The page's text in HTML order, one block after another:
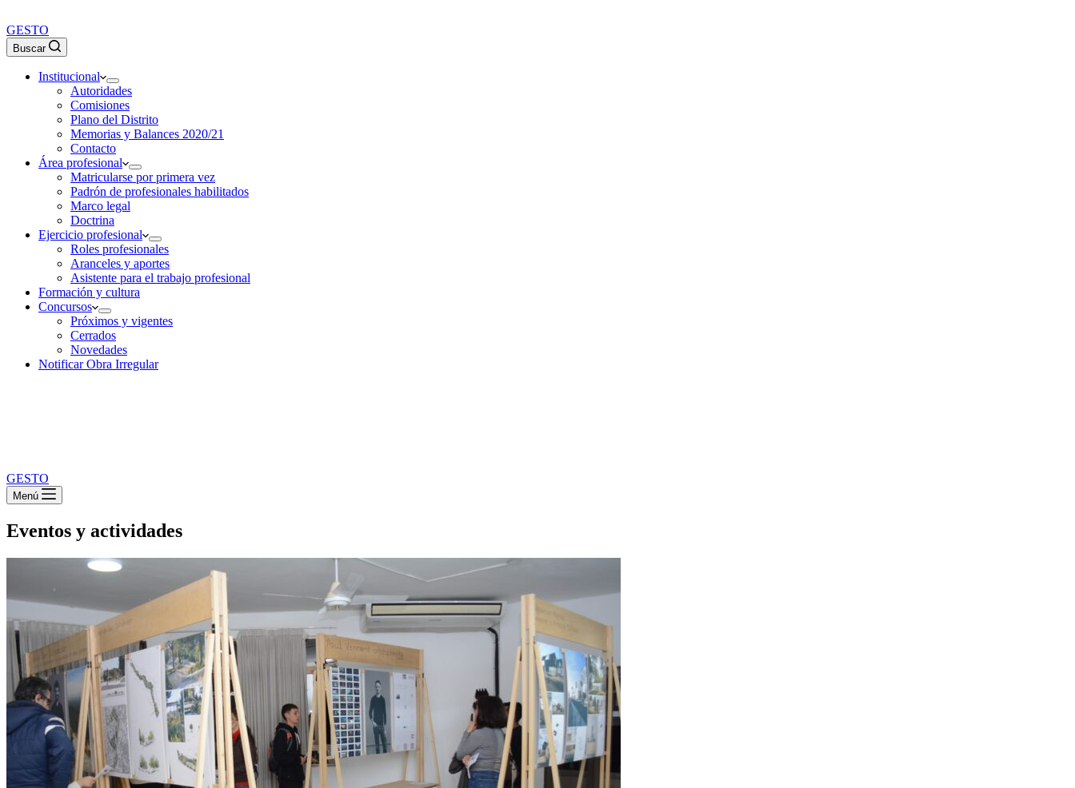
GESTO
Buscar
Institucional
Autoridades
Comisiones
Plano del Distrito
Memorias y Balances 2020/21
Contacto
Área profesional
Matricularse por primera vez
Padrón de profesionales habilitados
Marco legal
Doctrina
Ejercicio profesional
Roles profesionales
Aranceles y aportes
Asistente para el trabajo profesional
Formación y cultura
Concursos
Próximos y vigentes
Cerrados
Novedades
Notificar Obra Irregular
GESTO
Menú
Eventos y actividades